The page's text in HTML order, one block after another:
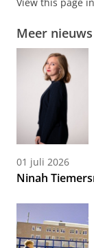
Meer nieuws
01 juli 2026
Ninah